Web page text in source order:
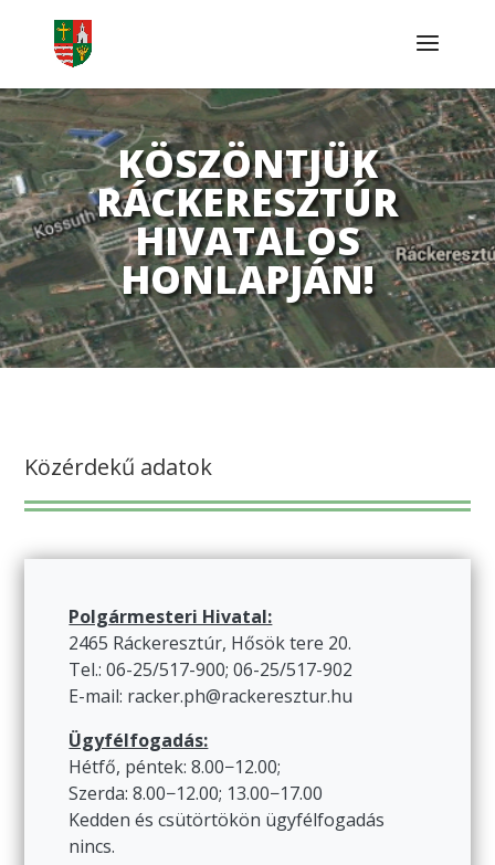
KÖSZÖNTJÜK
RÁCKERESZTÚR
HIVATALOS
HONLAPJÁN!
Közérdekű adatok
Polgármesteri Hivatal:
2465 Ráckeresztúr, Hősök tere 20.
Tel.: 06-25/517-900; 06-25/517-902
E-mail: racker.ph@rackeresztur.hu
Ügyfélfogadás:
Hétfő, péntek: 8.00−12.00;
Szerda: 8.00−12.00; 13.00−17.00
Kedden és csütörtökön ügyfélfogadás
nincs.